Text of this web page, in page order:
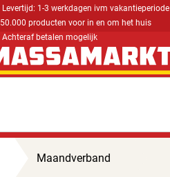
Levertijd: 1-3 werkdagen ivm vakantieperiode
50.000 producten voor in en om het huis
Achteraf betalen mogelijk
Maandverband